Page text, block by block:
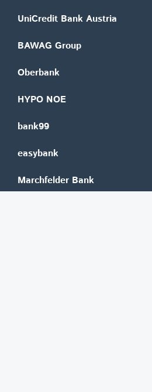
UniCredit Bank Austria
BAWAG Group
Oberbank
HYPO NOE
bank99
easybank
Marchfelder Bank